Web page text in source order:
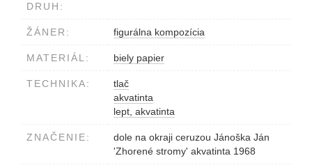
DRUH:
ŽÁNER: figurálna kompozícia
MATERIÁL: biely papier
TECHNIKA:
tlač
akvatinta
lept, akvatinta
ZNAČENIE:
dole na okraji ceruzou Jánoška Ján
'Zhorené stromy' akvatinta 1968